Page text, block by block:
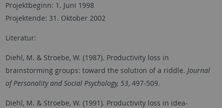
Projektbeginn: 1. Juni 1998
Projektende: 31. Oktober 2002
Literatur:
Diehl, M. & Stroebe, W. (1987). Productivity loss in
brainstorming groups: toward the solution of a riddle. Journal
of Personality and Social Psychology, 53, 497-509.
Diehl, M. & Stroebe, W. (1991). Productivity loss in idea-